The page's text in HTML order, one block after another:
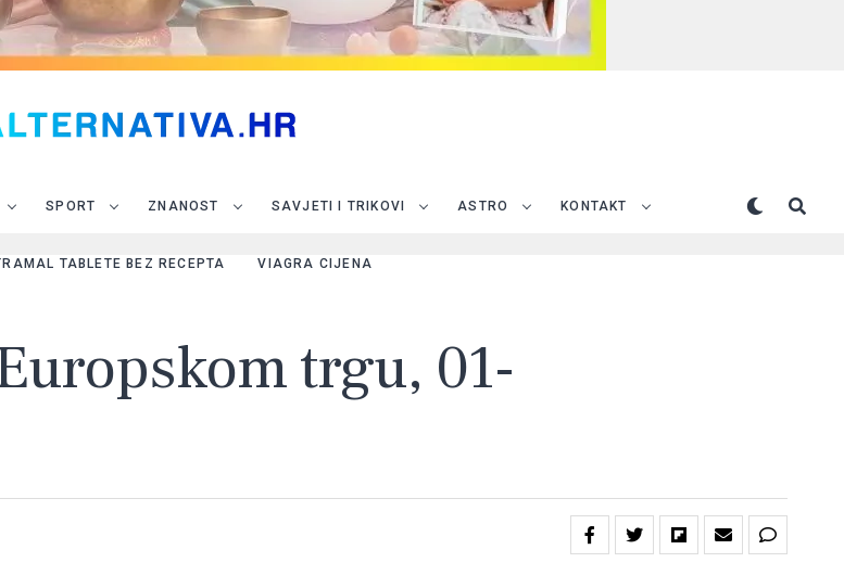
SPORT ZNANOST SAVJETI I TRIKOVI ASTRO KONTAKT
TABLETE BEZ RECEPTA VIAGRA CIJENA
trgu, 01-